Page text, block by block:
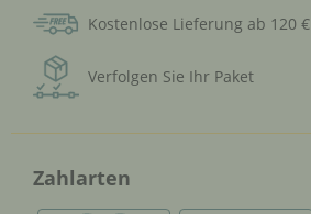
Kostenlose Lieferung ab 120 €
Verfolgen Sie Ihr Paket
Zahlarten